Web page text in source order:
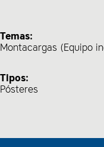
Temas:
Montacargas (Equipo
Tipos:
Pósteres